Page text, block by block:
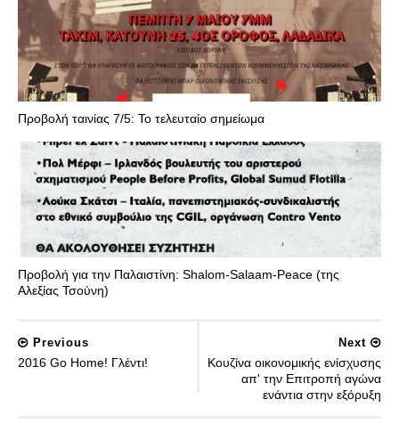
Προβολή ταινίας 7/5: Το τελευταίο σημείωμα
Προβολή για την Παλαιστίνη: Shalom-Salaam-Peace (της
Αλεξίας Τσούνη)
Next
Κουζίνα οικονομικής ενίσχυσης
απ' την Επιτροπή αγώνα
ενάντια στην εξόρυξη
Previous
2016 Go Home! Γλέντι!